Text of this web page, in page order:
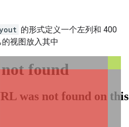
的形式定义一个左列和 400
视图放入其中